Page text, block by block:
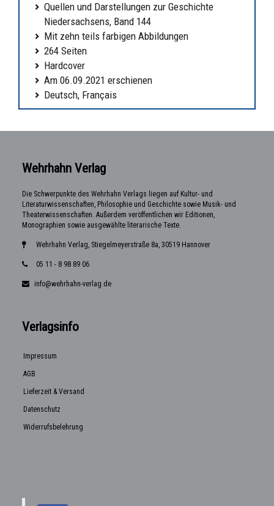
Quellen und Darstellungen zur Geschichte
Niedersachsens, Band 144
Mit zehn teils farbigen Abbildungen
264 Seiten
Hardcover
Am 06.09.2021 erschienen
Deutsch, Français
Wehrhahn Verlag
Die Schwerpunkte des Wehrhahn Verlags liegen auf Kultur- und
Literaturwissenschaften, Philosophie und Geschichte sowie Musik- und
Theaterwissenschaften. Außerdem veröffentlichen wir Editionen,
Monographien sowie ausgewählte literarische Texte.
Wehrhahn Verlag, Stiegelmeyerstraße 8a, 30519 Hannover
05 11 - 8 98 89 06
info@wehrhahn-verlag.de
Verlagsinfo
Impressum
AGB
Lieferzeit & Versand
Datenschutz
Widerrufsbelehrung